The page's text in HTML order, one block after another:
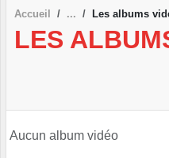
Accueil Les albums
LES
Aucun album vidéo